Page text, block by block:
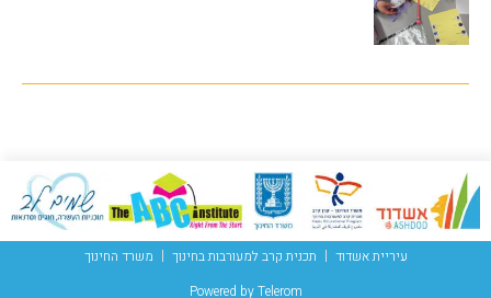
עיריית אשדוד תכנית קרב למעורבות בחינוך
משרד החינוך
Powered by Telerom